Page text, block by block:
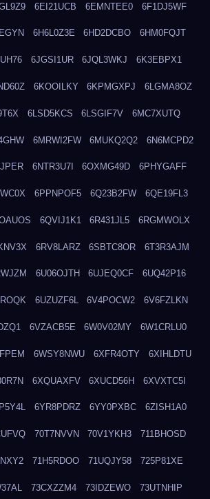
6EI21UCB 6EMNTEE0 6F1DJ5WF
6H6L0Z3E 6HD2DCBO 6HM0FQJT
6JGSI1UR 6JQL3WKJ 6K3EBPX1
6KOOILKY 6KPMGXPJ 6LGMA8OZ
6LSD5KCS 6LSGIF7V 6MC7XUTQ
6MRWI2FW 6MUKQ2Q2 6N6MCPD2
6NTR3U7I 6OXMG49D 6PHYGAFF
6PPNPOF5 6Q23B2FW 6QE19FL3
6QVIJ1K1 6R431JL5 6RGMWOLX
6RV8LARZ 6SBTC8OR 6T3R3AJM
6U06OJTH 6UJEQ0CF 6UQ42P16
6UZUZF6L 6V4POCW2 6V6FZLKN
6VZACB5E 6W0V02MY 6W1CRLU0
6WSY8NWU 6XFR4OTY 6XIHLDTU
6XQUAXFV 6XUCD56H 6XVXTC5I
6YR8PDRZ 6YY0PXBC 6ZISH1A0
70T7NVVN 70V1YKH3 711BHOSD
71H5RDOO 71UQJY58 725P81XE
73CXZZM4 73IDZEWO 73UTNHIP